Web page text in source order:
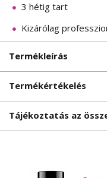
3 hétig tart
Kizárólag
Termékleírás
Termékértékelés
Tájékoztatás az